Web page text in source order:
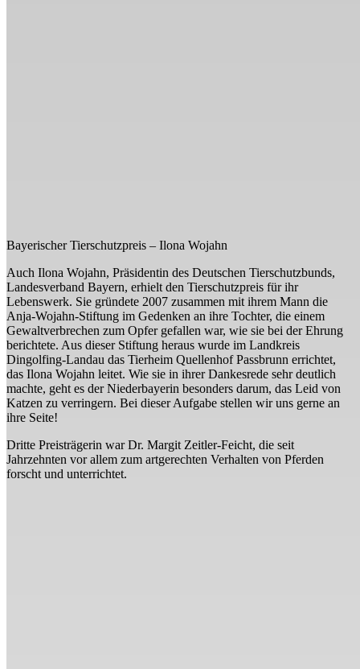
Bayerischer Tierschutzpreis – Ilona Wojahn
Auch Ilona Wojahn, Präsidentin des Deutschen Tierschutzbunds,
Landesverband Bayern, erhielt den Tierschutzpreis für ihr
Lebenswerk. Sie gründete 2007 zusammen mit ihrem Mann die
Anja-Wojahn-Stiftung im Gedenken an ihre Tochter, die einem
Gewaltverbrechen zum Opfer gefallen war, wie sie bei der Ehrung
berichtete. Aus dieser Stiftung heraus wurde im Landkreis
Dingolfing-Landau das Tierheim Quellenhof Passbrunn errichtet,
das Ilona Wojahn leitet. Wie sie in ihrer Dankesrede sehr deutlich
machte, geht es der Niederbayerin besonders darum, das Leid von
Katzen zu verringern. Bei dieser Aufgabe stellen wir uns gerne an
ihre Seite!
Dritte Preisträgerin war Dr. Margit Zeitler-Feicht, die seit
Jahrzehnten vor allem zum artgerechten Verhalten von Pferden
forscht und unterrichtet.